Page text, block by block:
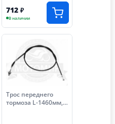
712 ₽
В наличии
Трос переднего
тормоза L-1460мм,